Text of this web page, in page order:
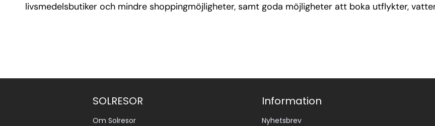
livsmedelsbutiker och mindre shoppingmöjligheter, samt goda möjligheter att boka utflykter,
SOLRESOR
Om Solresor
Information
Nyhetsbrev